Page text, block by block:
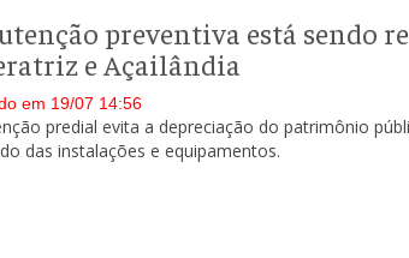
preventiva está sendo
e Açailândia
em 19/07 14:56
predial evita a depreciação do patrimônio
das instalações e equipamentos.